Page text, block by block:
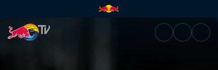
Viertelfinale: Centre Court